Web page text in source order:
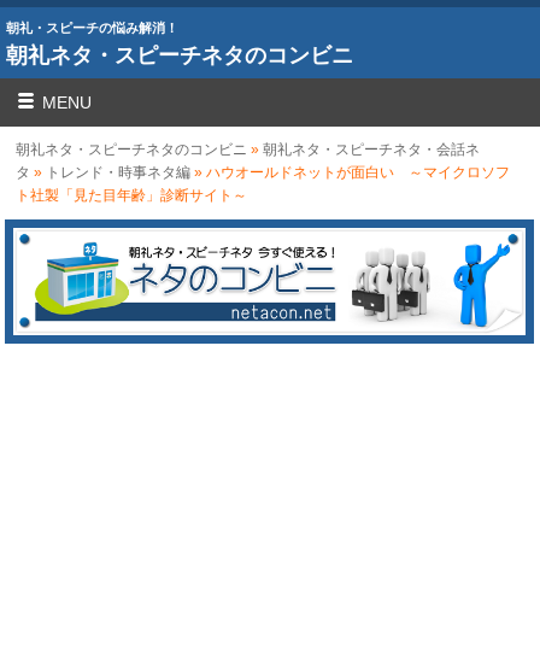
朝礼・スピーチの悩み解消！
朝礼ネタ・スピーチネタのコンビニ
MENU
朝礼ネタ・スピーチネタのコンビニ »朝礼ネタ・スピーチネタ・会話ネ
タ » トレンド・時事ネタ編 » ハウオールドネットが面白い ～マイクロソフ
ト社製「見た目年齢」診断サイト～